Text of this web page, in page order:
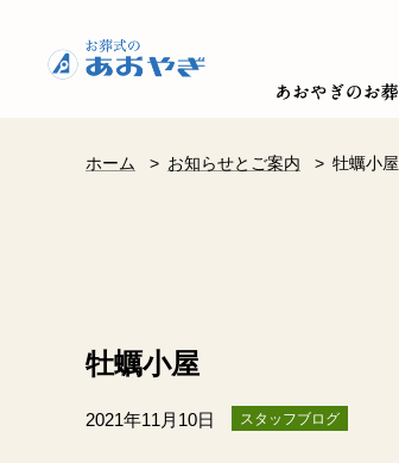
ホーム > お知らせとご案内 > 牡蠣小屋
牡蠣小屋
2021年11月10日 スタッフブログ